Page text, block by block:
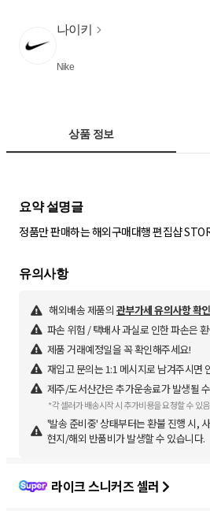
나이키
Nike
상품 정보
요약 설명글
정품만 판매하는 해외구매대행 편집샵
유의사항
해외배송 제품의 관부가세 유의사항 확
파손 위험 / 택배사 과실로 인한 파손은
제품 거래예정일을 꼭 확인해주세요!
재입고 문의는 1:1 메시지로 남겨주시면
제주/도서산간은 추가운송료가 발생될
*각 셀러가 배송시작 시 추가비용을 요청할 수 있음
'발송 준비중' 상태부터는 환불 진행 시,
현지/해외 반품비가 발생할 수 있습니다.
라이크 스니커즈 셀러